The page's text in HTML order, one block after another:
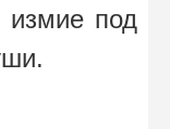
измие под